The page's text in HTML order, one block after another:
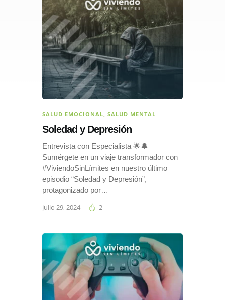
SALUD EMOCIONAL, SALUD MENTAL
Soledad y Depresión
Entrevista con Especialista 🌟🔔
Sumérgete en un viaje transformador con
#ViviendoSinLímites en nuestro último
episodio “Soledad y Depresión”,
protagonizado por…
julio 29, 2024 2